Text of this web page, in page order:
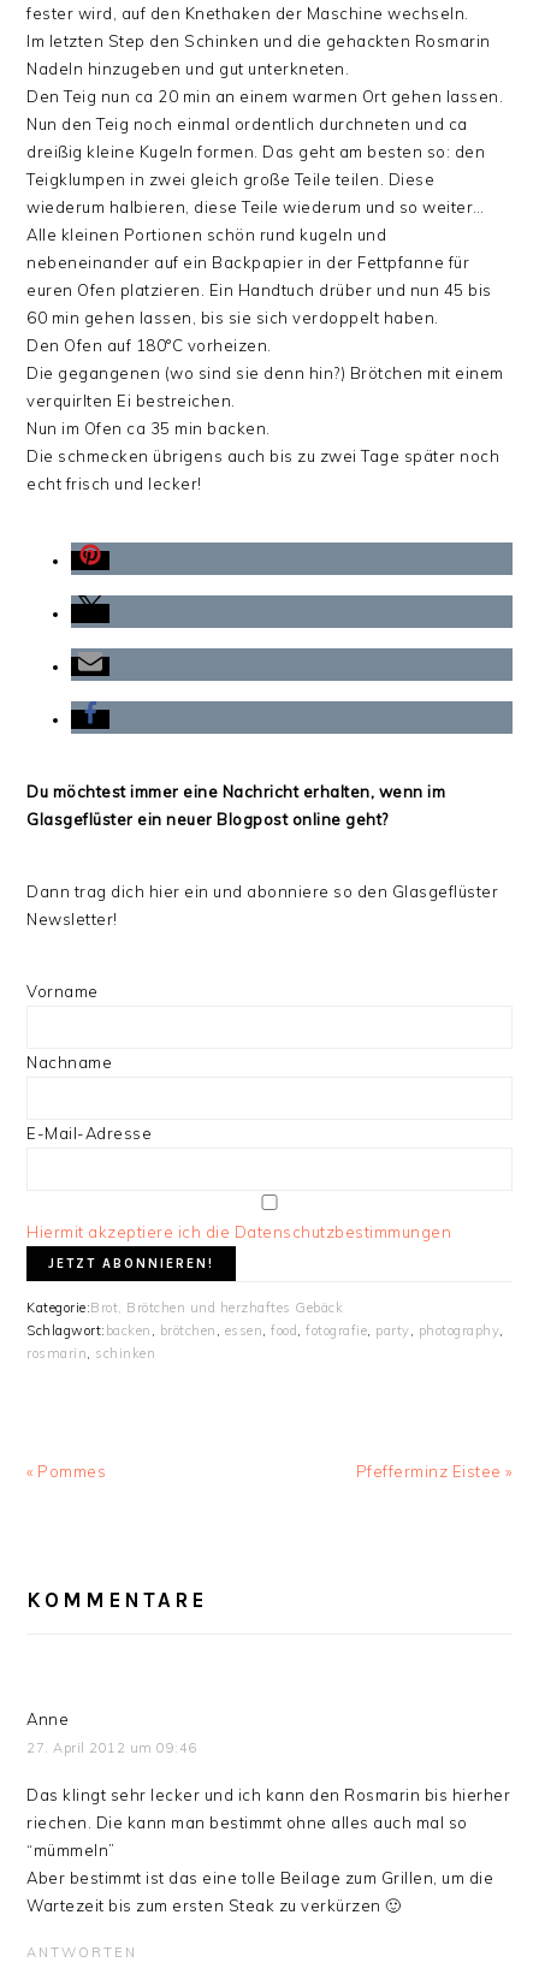
fester wird, auf den Knethaken der Maschine wechseln.
Im letzten Step den Schinken und die gehackten Rosmarin
Nadeln hinzugeben und gut unterkneten.
Den Teig nun ca 20 min an einem warmen Ort gehen lassen.
Nun den Teig noch einmal ordentlich durchneten und ca
dreißig kleine Kugeln formen. Das geht am besten so: den
Teigklumpen in zwei gleich große Teile teilen. Diese
wiederum halbieren, diese Teile wiederum und so weiter…
Alle kleinen Portionen schön rund kugeln und
nebeneinander auf ein Backpapier in der Fettpfanne für
euren Ofen platzieren. Ein Handtuch drüber und nun 45 bis
60 min gehen lassen, bis sie sich verdoppelt haben.
Den Ofen auf 180°C vorheizen.
Die gegangenen (wo sind sie denn hin?) Brötchen mit einem
verquirlten Ei bestreichen.
Nun im Ofen ca 35 min backen.
Die schmecken übrigens auch bis zu zwei Tage später noch
echt frisch und lecker!
Du möchtest immer eine Nachricht erhalten, wenn im
Glasgeflüster ein neuer Blogpost online geht?
Dann trag dich hier ein und abonniere so den Glasgeflüster
Newsletter!
Vorname
Nachname
E-Mail-Adresse
Hiermit akzeptiere ich die Datenschutzbestimmungen
Kategorie:Brot, Brötchen und herzhaftes Gebäck
Schlagwort: backen , brötchen , essen,food ,fotografie, party, photography,
rosmarin, schinken
Vorheriger
« Pommes
Nächster
Pfefferminz Eistee »
INTERAKTIONEN
KOMMENTARE
Anne
27. April 2012 um 09:46
Das klingt sehr lecker und ich kann den Rosmarin bis hierher
riechen. Die kann man bestimmt ohne alles auch mal so
“mümmeln”
Aber bestimmt ist das eine tolle Beilage zum Grillen, um die
Wartezeit bis zum ersten Steak zu verkürzen 🙂
ANTWORTEN